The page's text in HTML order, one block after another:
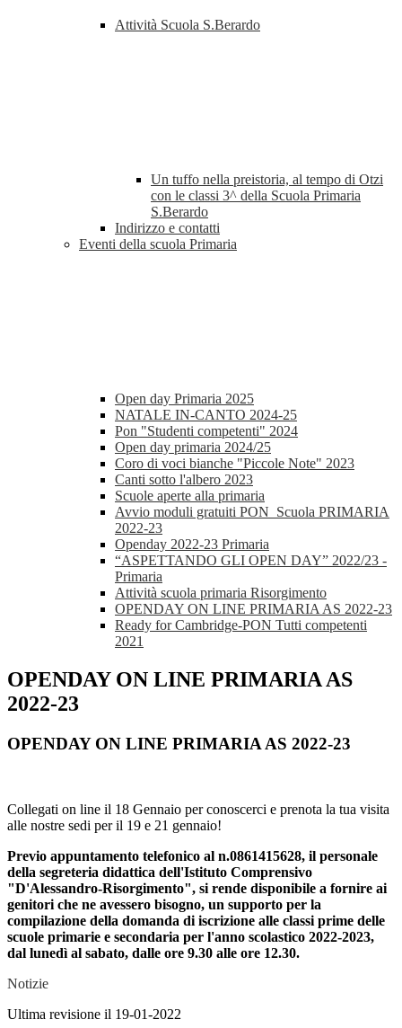
Attività Scuola S.Berardo
Un tuffo nella preistoria, al tempo di Otzi
con le classi 3^ della Scuola Primaria
S.Berardo
Indirizzo e contatti
Eventi della scuola Primaria
Open day Primaria 2025
NATALE IN-CANTO 2024-25
Pon "Studenti competenti" 2024
Open day primaria 2024/25
Coro di voci bianche "Piccole Note" 2023
Canti sotto l'albero 2023
Scuole aperte alla primaria
Avvio moduli gratuiti PON_Scuola PRIMARIA
2022-23
Openday 2022-23 Primaria
“ASPETTANDO GLI OPEN DAY” 2022/23 -
Primaria
Attività scuola primaria Risorgimento
OPENDAY ON LINE PRIMARIA AS 2022-23
Ready for Cambridge-PON Tutti competenti
2021
OPENDAY ON LINE PRIMARIA AS
2022-23
OPENDAY ON LINE PRIMARIA AS 2022-23
Collegati on line il 18 Gennaio per conoscerci e prenota la tua visita
alle nostre sedi per il 19 e 21 gennaio!
Previo appuntamento telefonico al n.0861415628, il personale
della segreteria didattica dell'Istituto Comprensivo
"D'Alessandro-Risorgimento", si rende disponibile a fornire ai
genitori che ne avessero bisogno, un supporto per la
compilazione della domanda di iscrizione alle classi prime delle
scuole primarie e secondaria per l'anno scolastico 2022-2023,
dal lunedì al sabato, dalle ore 9.30 alle ore 12.30.
Notizie
Ultima revisione il 19-01-2022